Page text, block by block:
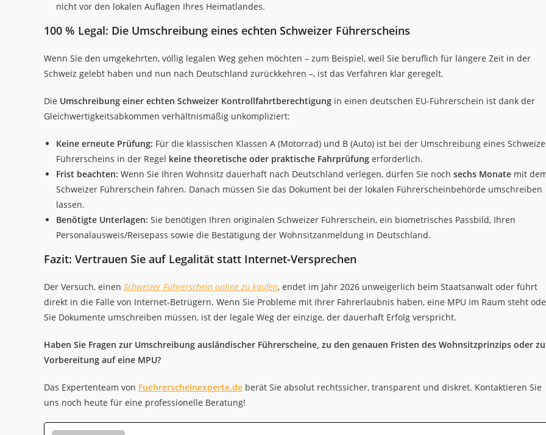
nicht vor den lokalen Auflagen Ihres Heimatlandes.
100 % Legal: Die Umschreibung eines echten Schweizer Führerscheins
Wenn Sie den umgekehrten, völlig legalen Weg gehen möchten – zum Beispiel, weil Sie beruflich für längere Zeit in der
Schweiz gelebt haben und nun nach Deutschland zurückkehren –, ist das Verfahren klar geregelt.
Die Umschreibung einer echten Schweizer Kontrollfahrtberechtigung in einen deutschen EU-Führerschein ist dank der
Gleichwertigkeitsabkommen verhältnismäßig unkompliziert:
Keine erneute Prüfung: Für die klassischen Klassen A (Motorrad) und B (Auto) ist bei der Umschreibung eines
Führerscheins in der Regel keine theoretische oder praktische Fahrprüfung erforderlich.
Frist beachten: Wenn Sie Ihren Wohnsitz dauerhaft nach Deutschland verlegen, dürfen Sie noch sechs Monate mit
Schweizer Führerschein fahren. Danach müssen Sie das Dokument bei der lokalen Führerscheinbehörde umschreiben
lassen.
Benötigte Unterlagen: Sie benötigen Ihren originalen Schweizer Führerschein, ein biometrisches Passbild, Ihren
Personalausweis/Reisepass sowie die Bestätigung der Wohnsitzanmeldung in Deutschland.
Fazit: Vertrauen Sie auf Legalität statt Internet-Versprechen
Der Versuch, einen Schweizer Führerschein online zu kaufen, endet im Jahr 2026 unweigerlich beim Staatsanwalt oder führt
direkt in die Falle von Internet-Betrügern. Wenn Sie Probleme mit Ihrer Fahrerlaubnis haben, eine MPU im Raum steht
Sie Dokumente umschreiben müssen, ist der legale Weg der einzige, der dauerhaft Erfolg verspricht.
Haben Sie Fragen zur Umschreibung ausländischer Führerscheine, zu den genauen Fristen des Wohnsitzprinzips oder
Vorbereitung auf eine MPU?
Das Expertenteam von Fuehrerscheinexperte.de berät Sie absolut rechtssicher, transparent und diskret. Kontaktieren Sie
uns noch heute für eine professionelle Beratung!